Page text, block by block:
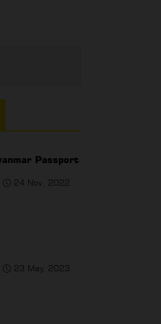
Passport
24 Nov, 2022
23 May, 2023